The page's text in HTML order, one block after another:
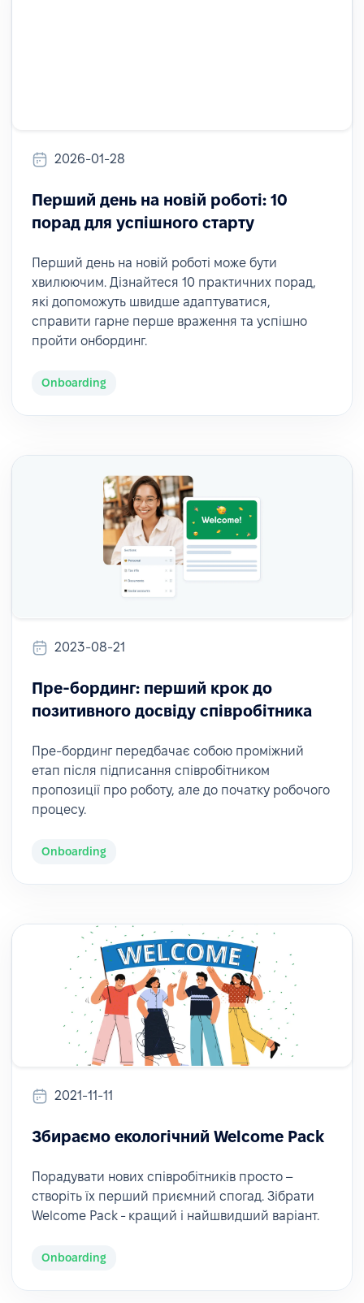
2026-01-28
Перший день на новій роботі: 10
порад для успішного старту
Перший день на новій роботі може бути
хвилюючим. Дізнайтеся 10 практичних порад,
які допоможуть швидше адаптуватися,
справити гарне перше враження та успішно
пройти онбординг.
Onboarding
2023-08-21
Пре-бординг: перший крок до
позитивного досвіду співробітника
Пре-бординг передбачає собою проміжний
етап після підписання співробітником
пропозиції про роботу, але до початку робочого
процесу.
Onboarding
2021-11-11
Збираємо екологічний Welcome Pack
Порадувати нових співробітників просто –
створіть їх перший приємний спогад. Зібрати
Welcome Pack - кращий і найшвидший варіант.
Onboarding